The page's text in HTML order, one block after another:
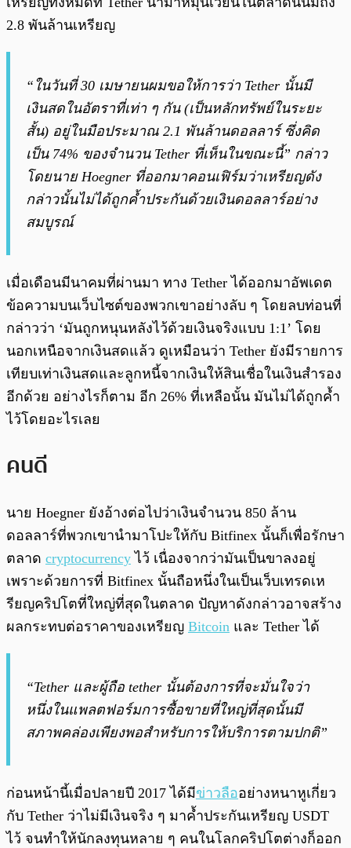
2.8 พันล้านเหรียญ
“ในวันที่ 30 เมษายนผมขอให้การว่า Tether นั้นมี
เงินสดในอัตราที่เท่า ๆ กัน (เป็นหลักทรัพย์ในระยะ
สั้น) อยู่ในมือประมาณ 2.1 พันล้านดอลลาร์ ซึ่งคิด
เป็น 74% ของจำนวน Tether ที่เห็นในขณะนี้” กล่าว
โดยนาย Hoegner ที่ออกมาคอนเฟิร์มว่าเหรียญดัง
กล่าวนั้นไม่ได้ถูกค้ำประกันด้วยเงินดอลลาร์อย่าง
สมบูรณ์
เมื่อเดือนมีนาคมที่ผ่านมา ทาง Tether ได้ออกมาอัพเดต
ข้อความบนเว็บไซต์ของพวกเขาอย่างลับ ๆ โดยลบท่อนที่
กล่าวว่า ‘มันถูกหนุนหลังไว้ด้วยเงินจริงแบบ 1:1’ โดย
นอกเหนือจากเงินสดแล้ว ดูเหมือนว่า Tether ยังมีรายการ
เทียบเท่าเงินสดและลูกหนี้จากเงินให้สินเชื่อในเงินสำรอง
อีกด้วย อย่างไรก็ตาม อีก 26% ที่เหลือนั้น มันไม่ได้ถูกค้ำ
ไว้โดยอะไรเลย
คนดี
นาย Hoegner ยังอ้างต่อไปว่าเงินจำนวน 850 ล้าน
ดอลลาร์ที่พวกเขานำมาโปะให้กับ Bitfinex นั้นก็เพื่อรักษา
ตลาด cryptocurrency ไว้ เนื่องจากว่ามันเป็นขาลงอยู่
เพราะด้วยการที่ Bitfinex นั้นถือหนึ่งในเป็นเว็บเทรดเห
รียญคริปโตที่ใหญ่ที่สุดในตลาด ปัญหาดังกล่าวอาจสร้าง
ผลกระทบต่อราคาของเหรียญ Bitcoin และ Tether ได้
“Tether และผู้ถือ tether นั้นต้องการที่จะมั่นใจว่า
หนึ่งในแพลตฟอร์มการซื้อขายที่ใหญ่ที่สุดนั้นมี
สภาพคล่องเพียงพอสำหรับการให้บริการตามปกติ”
ก่อนหน้านี้เมื่อปลายปี 2017 ได้มีข่าวลืออย่างหนาหูเกี่ยว
กับ Tether ว่าไม่มีเงินจริง ๆ มาค้ำประกันเหรียญ USDT
ไว้ จนทำให้นักลงทุนหลาย ๆ คนในโลกคริปโตต่างก็ออก